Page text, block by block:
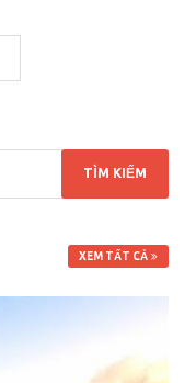
XEM TẤT CẢ